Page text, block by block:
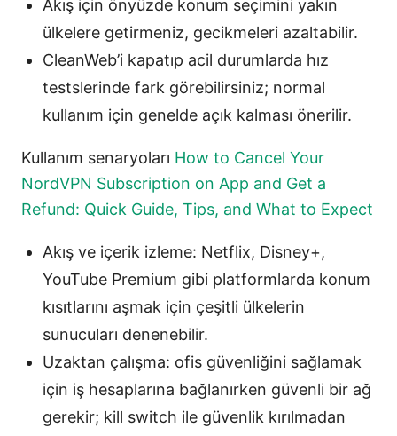
Akış için önyüzde konum seçimini yakın
ülkelere getirmeniz, gecikmeleri azaltabilir.
CleanWeb’i kapatıp acil durumlarda hız
testslerinde fark görebilirsiniz; normal
kullanım için genelde açık kalması önerilir.
Kullanım senaryoları How to Cancel Your
NordVPN Subscription on App and Get a
Refund: Quick Guide, Tips, and What to Expect
Akış ve içerik izleme: Netflix, Disney+,
YouTube Premium gibi platformlarda konum
kısıtlarını aşmak için çeşitli ülkelerin
sunucuları denenebilir.
Uzaktan çalışma: ofis güvenliğini sağlamak
için iş hesaplarına bağlanırken güvenli bir ağ
gerekir; kill switch ile güvenlik kırılmadan